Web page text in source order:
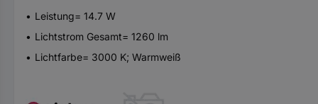
Leistung= 14.7 W
Lichtstrom Gesamt= 1260 lm
Lichtfarbe= 3000 K; Warmweiß